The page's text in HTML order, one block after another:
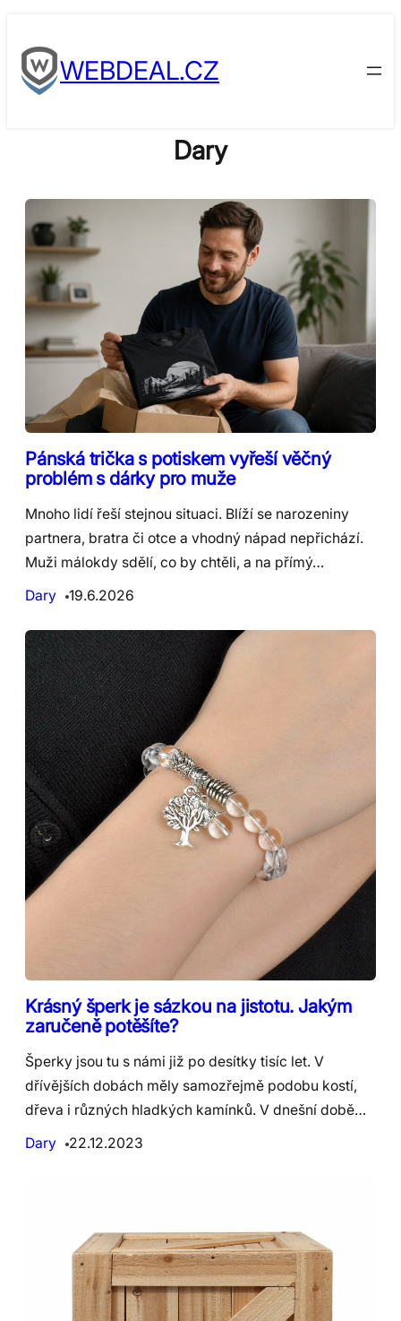
to
contentWEBDEAL.CZ
Dary
Pánská trička s potiskem vyřeší věčný
problém s dárky pro muže
Mnoho lidí řeší stejnou situaci. Blíží se narozeniny
partnera, bratra či otce a vhodný nápad nepřichází.
Muži málokdy sdělí, co by chtěli, a na přímý…
Dary
19.6.2026
Krásný šperk je sázkou na jistotu. Jakým
zaručeně potěšíte?
Šperky jsou tu s námi již po desítky tisíc let. V
dřívějších dobách měly samozřejmě podobu kostí,
dřeva i různých hladkých kamínků. V dnešní době…
Dary
22.12.2023